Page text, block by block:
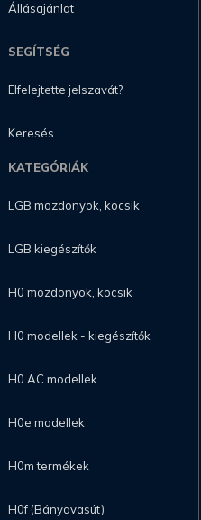
Állásajánlat
SEGÍTSÉG
Elfelejtette jelszavát?
Keresés
KATEGÓRIÁK
LGB mozdonyok, kocsik
LGB kiegészítők
H0 mozdonyok, kocsik
H0 modellek - kiegészítők
H0 AC modellek
H0e modellek
H0m termékek
H0f (Bányavasút)